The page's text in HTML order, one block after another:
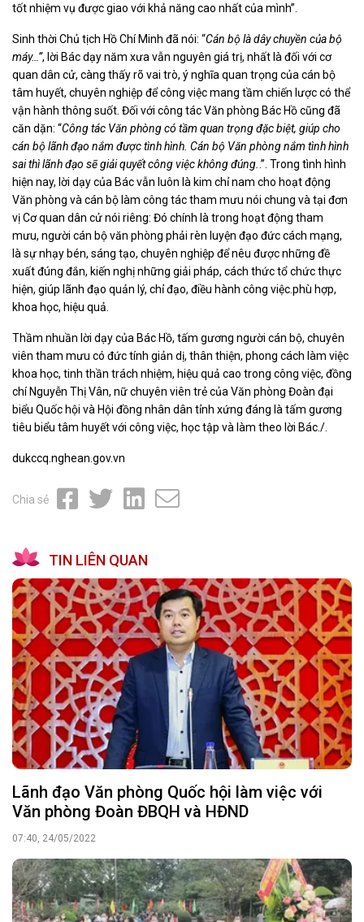
tốt nhiệm vụ được giao với khả năng cao nhất của mình”.
Sinh thời Chủ tịch Hồ Chí Minh đã nói: “Cán bộ là dây chuyền của bộ
máy…”, lời Bác dạy năm xưa vẫn nguyên giá trị, nhất là đối với cơ
quan dân cử, càng thấy rõ vai trò, ý nghĩa quan trọng của cán bộ
tâm huyết, chuyên nghiệp để công việc mang tầm chiến lược có thể
vận hành thông suốt. Đối với công tác Văn phòng Bác Hồ cũng đã
căn dặn: “Công tác Văn phòng có tầm quan trọng đặc biệt, giúp cho
cán bộ lãnh đạo nắm được tình hình. Cán bộ Văn phòng nắm tình hình
sai thì lãnh đạo sẽ giải quyết công việc không đúng. .”. Trong tình hình
hiện nay, lời dạy của Bác vẫn luôn là kim chỉ nam cho hoạt động
Văn phòng và cán bộ làm công tác tham mưu nói chung và tại đơn
vị Cơ quan dân cử nói riêng: Đó chính là trong hoạt động tham
mưu, người cán bộ văn phòng phải rèn luyện đạo đức cách mạng,
là sự nhạy bén, sáng tạo, chuyên nghiệp để nêu được những đề
xuất đúng đắn, kiến nghị những giải pháp, cách thức tổ chức thực
hiện, giúp lãnh đạo quản lý, chỉ đạo, điều hành công việc.phù hợp,
khoa học, hiệu quả.
Thầm nhuần lời dạy của Bác Hồ, tấm gương người cán bộ, chuyên
viên tham mưu có đức tính giản dị, thân thiện, phong cách làm việc
khoa học, tinh thần trách nhiệm, hiệu quả cao trong công việc, đồng
chí Nguyễn Thị Vân, nữ chuyên viên trẻ của Văn phòng Đoàn đại
biểu Quốc hội và Hội đồng nhân dân tỉnh xứng đáng là tấm gương
tiêu biểu tâm huyết với công việc, học tập và làm theo lời Bác./.
dukccq.nghean.gov.vn
Chia sẻ
TIN LIÊN QUAN
Lãnh đạo Văn phòng Quốc hội làm việc với
Văn phòng Đoàn ĐBQH và HĐND
07:40, 24/05/2022